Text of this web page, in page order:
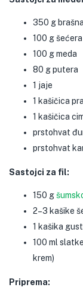
350 g brašna
100 g šećera
100 g meda
80 g putera
1 jaje
1 kašičica
1 kašičica
prstohvat
prstohvat
Sastojci za fil:
150 g
2–3 kašike
1 kašika
100 ml
krem)
Priprema: